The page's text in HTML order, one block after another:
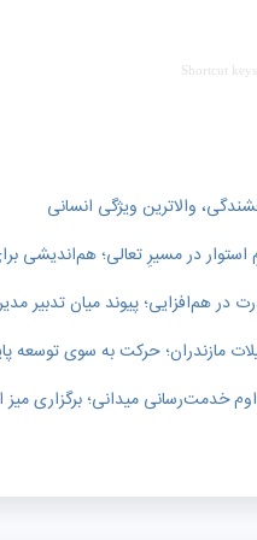
Shortcut
والاترین ویژگی انسانی
استوار در مسیرِ تعالی؛ هم‌اندیشی
در هم‌افزایی؛ پیوند میان تدبیر
مازندران؛ حرکت به سوی توسعه
خدمت‌رسانی میدانی؛ برگزاری